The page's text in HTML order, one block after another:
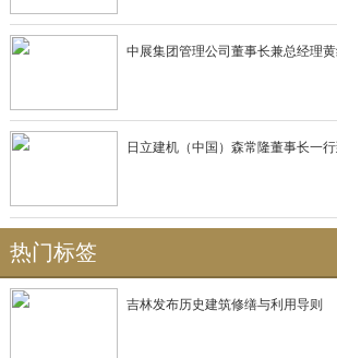
中展集团管理公司董事长兼总经理
日立建机（中国）森常隆董事长一
热门标签
吉林发布历史建筑修缮与利用导则